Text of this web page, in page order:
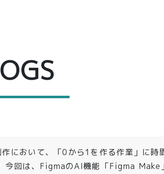
において、「0から1を作る作業」に時
今回は、FigmaのAI機能「Figma Make